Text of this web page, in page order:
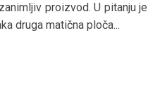
proizvod. U pitanju je
druga matična ploča...